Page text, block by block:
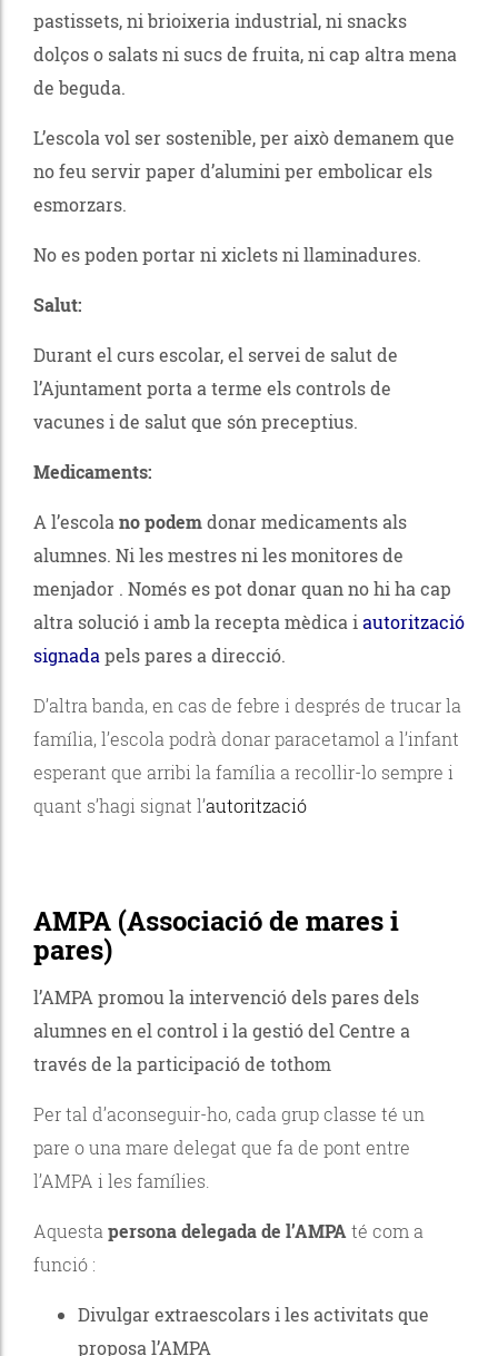
pastissets, ni brioixeria industrial, ni snacks
dolços o salats ni sucs de fruita, ni cap altra mena
de beguda.
L’escola vol ser sostenible, per això demanem que
no feu servir paper d’alumini per embolicar els
esmorzars.
No es poden portar ni xiclets ni llaminadures.
Salut:
Durant el curs escolar, el servei de salut de
l’Ajuntament porta a terme els controls de
vacunes i de salut que són preceptius.
Medicaments:
A l’escola no podemdonar medicaments als
alumnes. Ni les mestres ni les monitores de
menjador . Només es pot donar quan no hi ha cap
altra solució i amb la recepta mèdica i autorització
signada pels pares a direcció.
D’altra banda, en cas de febre i després de trucar la
família, l’escola podrà donar paracetamol a l’infant
esperant que arribi la família a recollir-lo sempre i
quant s’hagi signat l’autorització
AMPA (Associació de mares i
pares)
l’AMPA promou la intervenció dels pares dels
alumnes en el control i la gestió del Centre a
través de la participació de tothom
Per tal d’aconseguir-ho, cada grup classe té un
pare o una mare delegat que fa de pont entre
l’AMPA i les famílies.
Aquesta persona delegada de l’AMPA té com a
funció :
Divulgar extraescolars i les activitats que
proposa l’AMPA